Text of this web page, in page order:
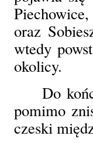
oraz
wtedy
okolicy.
Do
pomimo
czeski